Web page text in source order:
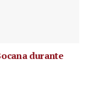
durante